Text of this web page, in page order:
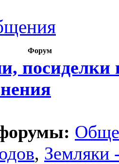
Форум
посиделки
, Земляки